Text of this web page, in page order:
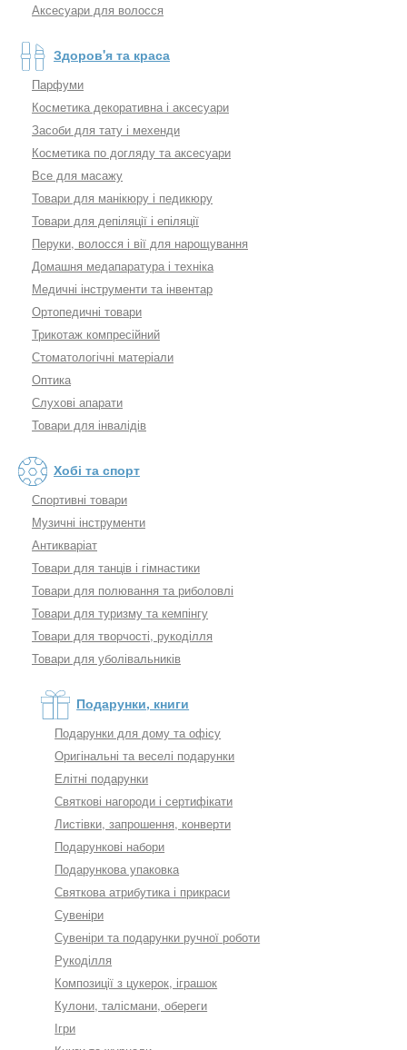
Аксесуари для волосся
Здоров'я та краса
Парфуми
Косметика декоративна і аксесуари
Засоби для тату і мехенди
Косметика по догляду та аксесуари
Все для масажу
Товари для манікюру і педикюру
Товари для депіляції і епіляції
Перуки, волосся і вії для нарощування
Домашня медапаратура і техніка
Медичні інструменти та інвентар
Ортопедичні товари
Трикотаж компресійний
Стоматологічні матеріали
Оптика
Слухові апарати
Товари для інвалідів
Хобі та спорт
Спортивні товари
Музичні інструменти
Антикваріат
Товари для танців і гімнастики
Товари для полювання та риболовлі
Товари для туризму та кемпінгу
Товари для творчості, рукоділля
Товари для уболівальників
Подарунки, книги
Подарунки для дому та офісу
Оригінальні та веселі подарунки
Елітні подарунки
Святкові нагороди і сертифікати
Листівки, запрошення, конверти
Подарункові набори
Подарункова упаковка
Святкова атрибутика і прикраси
Сувеніри
Сувеніри та подарунки ручної роботи
Рукоділля
Композиції з цукерок, іграшок
Кулони, талісмани, обереги
Ігри